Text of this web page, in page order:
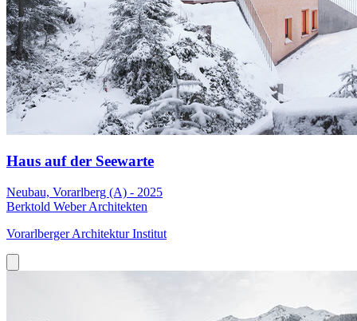
Haus auf der Seewarte
Neubau, Vorarlberg (A) - 2025
Berktold Weber Architekten
Vorarlberger Architektur Institut